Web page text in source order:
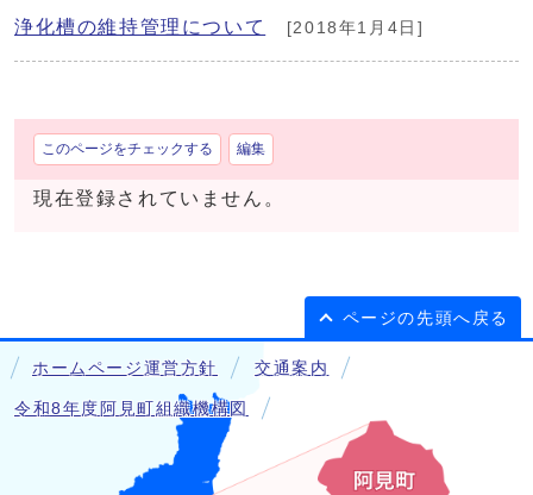
浄化槽の維持管理について [2018年1月4日]
このページをチェックする 編集
現在登録されていません。
ページの先頭へ戻る
ホームページ運営方針 交通案内
令和8年度阿見町組織機構図